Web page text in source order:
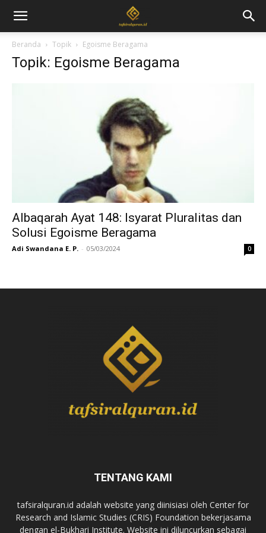
Beranda Topik Egoisme Beragama
Topik: Egoisme Beragama
Albaqarah Ayat 148: Isyarat Pluralitas dan
Solusi Egoisme Beragama
Adi Swandana E. P. - 05/03/2024 0
TENTANG KAMI
tafsiralquran.id adalah website yang diinisiasi oleh Center for
Research and Islamic Studies (CRIS) Foundation bekerjasama
dengan el-Bukhari Institute. Website ini diluncurkan sebagai